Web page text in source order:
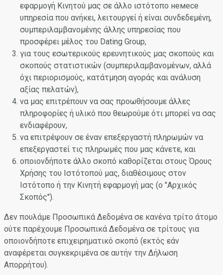
εφαρμογή Κινητού μας σε άλλο ιστότοπο немесе
υπηρεσία που ανήκει, λειτουργεί ή είναι συνδεδεμένη,
συμπεριλαμβανομένης άλλης υπηρεσίας που
προσφέρει μέλος του Dating Group,
για τους εσωτερικούς ερευνητικούς μας σκοπούς και
σκοπούς στατιστικών (συμπεριλαμβανομένων, αλλά
όχι περιορισμούς, κατάτμηση αγοράς και ανάλυση
αξίας πελατών),
να μας επιτρέπουν να σας προωθήσουμε άλλες
πληροφορίες ή υλικό που θεωρούμε ότι μπορεί να σας
ενδιαφέρουν,
να επιτρέψουν σε έναν επεξεργαστή πληρωμών να
επεξεργαστεί τις πληρωμές που μας κάνετε, και
οποιονδήποτε άλλο σκοπό καθορίζεται στους Όρους
Χρήσης του Ιστότοπού μας, διαθέσιμους στον
Ιστότοπο ή την Κινητή εφαρμογή μας (ο "Αρχικός
Σκοπός").
Δεν πουλάμε Προσωπικά Δεδομένα σε κανένα τρίτο άτομο
ούτε παρέχουμε Προσωπικά Δεδομένα σε τρίτους για
οποιονδήποτε επιχειρηματικό σκοπό (εκτός εάν
αναφέρεται συγκεκριμένα σε αυτήν την Δήλωση
Απορρήτου).